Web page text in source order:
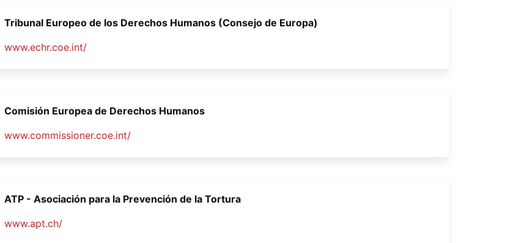
Tribunal Europeo de los Derechos Humanos (Consejo de Europa)
www.echr.coe.int/
Comisión Europea de Derechos Humanos
www.commissioner.coe.int/
ATP - Asociación para la Prevención de la Tortura
www.apt.ch/